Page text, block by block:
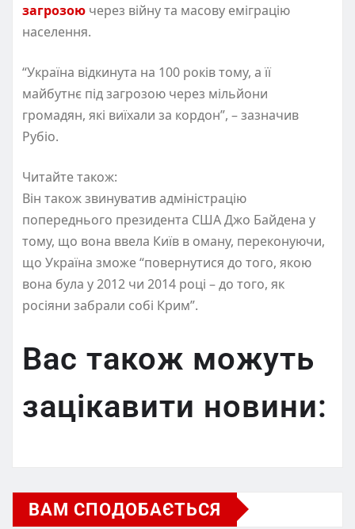
загрозою через війну та масову еміграцію
населення.
“Україна відкинута на 100 років тому, а її
майбутнє під загрозою через мільйони
громадян, які виїхали за кордон”, – зазначив
Рубіо.
Читайте також:
Він також звинуватив адміністрацію
попереднього президента США Джо Байдена у
тому, що вона ввела Київ в оману, переконуючи,
що Україна зможе “повернутися до того, якою
вона була у 2012 чи 2014 році – до того, як
росіяни забрали собі Крим”.
Вас також можуть
зацікавити новини:
ВАМ СПОДОБАЄТЬСЯ